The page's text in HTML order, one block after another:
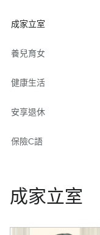
成家立室
養兒育女
健康生活
安享退休
保險C語
成家立室